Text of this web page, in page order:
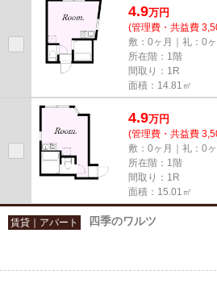
4.9万円
(管理費・共益費
敷：0ヶ月｜礼：0ヶ
所在階：1階
間取り：1R
面積：14.81㎡
4.9万円
(管理費・共益費
敷：0ヶ月｜礼：0ヶ
所在階：1階
間取り：1R
面積：15.01㎡
賃貸｜アパート 四季のワルツ